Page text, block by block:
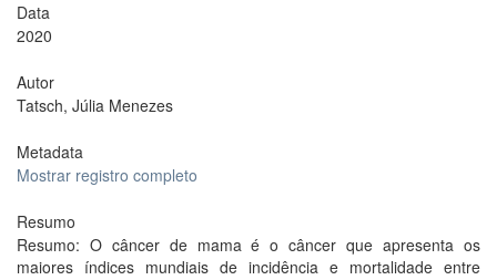
Data
2020
Autor
Tatsch, Júlia Menezes
Metadata
Mostrar registro completo
Resumo
Resumo: O câncer de mama é o câncer que apresenta os
maiores índices mundiais de incidência e mortalidade entre